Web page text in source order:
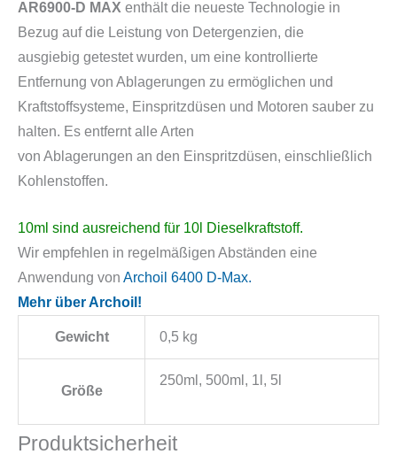
AR6900-D MAX enthält die neueste Technologie in
Bezug auf die Leistung von Detergenzien, die
ausgiebig getestet wurden, um eine kontrollierte
Entfernung von Ablagerungen zu ermöglichen und
Kraftstoffsysteme, Einspritzdüsen und Motoren sauber zu
halten. Es entfernt alle Arten
von Ablagerungen an den Einspritzdüsen, einschließlich
Kohlenstoffen.
10ml sind ausreichend für 10l Dieselkraftstoff.
Wir empfehlen in regelmäßigen Abständen eine
Anwendung von Archoil 6400 D-Max.
Mehr über Archoil!
Gewicht 0,5 kg
Größe
250ml, 500ml, 1l, 5l
Produktsicherheit